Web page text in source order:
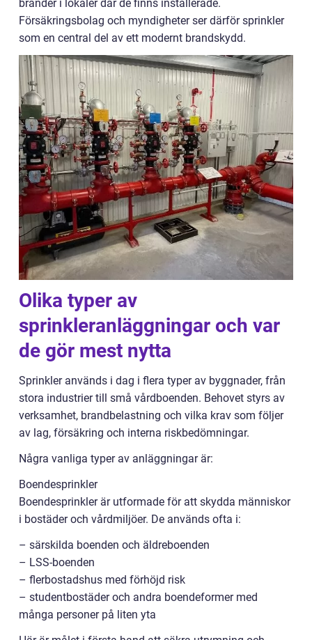
bränder i lokaler där de finns installerade.
Försäkringsbolag och myndigheter ser därför sprinkler
som en central del av ett modernt brandskydd.
Olika typer av
sprinkleranläggningar och var
de gör mest nytta
Sprinkler används i dag i flera typer av byggnader, från
stora industrier till små vårdboenden. Behovet styrs av
verksamhet, brandbelastning och vilka krav som följer
av lag, försäkring och interna riskbedömningar.
Några vanliga typer av anläggningar är:
Boendesprinkler
Boendesprinkler är utformade för att skydda människor
i bostäder och vårdmiljöer. De används ofta i:
– särskilda boenden och äldreboenden
– LSS-boenden
– flerbostadshus med förhöjd risk
– studentbostäder och andra boendeformer med
många personer på liten yta